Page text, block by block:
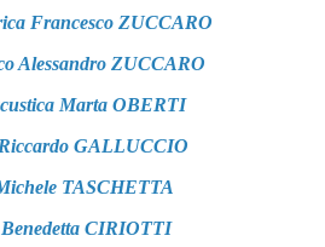
Francesco ZUCCARO
Alessandro ZUCCARO
Marta OBERTI
GALLUCCIO
TASCHETTA
CIRIOTTI